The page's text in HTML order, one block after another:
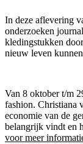
In deze aflevering
onderzoeken
kledingstukken
nieuw leven
Van 8 oktober t/m
fashion. Christiana
economie van de
belangrijk vindt en
voor meer